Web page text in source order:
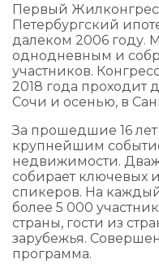
Первый
Петербургский
далеком 2006 году.
однодневным и
участников.
2018 года проходит
Сочи и осенью, в
За прошедшие 16 лет
крупнейшим
недвижимости.
собирает ключевых
спикеров. На
более 5 000
страны, гости из
зарубежья.
программа.